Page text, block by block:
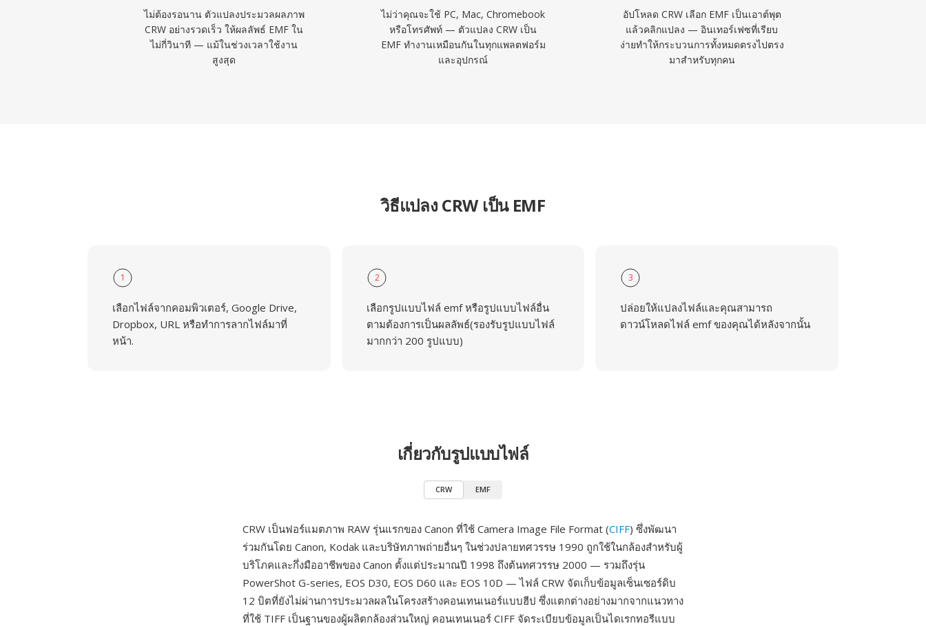
ไม่ต้องรอนาน ตัวแปลงประมวลผลภาพ
CRW อย่างรวดเร็ว ให้ผลลัพธ์ EMF ใน
ไม่กี่วินาที — แม้ในช่วงเวลาใช้งาน
สูงสุด
ไม่ว่าคุณจะใช้ PC, Mac, Chromebook
หรือโทรศัพท์ — ตัวแปลง CRW เป็น
EMF ทำงานเหมือนกันในทุกแพลตฟอร์ม
และอุปกรณ์
อัปโหลด CRW เลือก EMF เป็นเอาต์พุต
แล้วคลิกแปลง — อินเทอร์เฟซที่เรียบ
ง่ายทำให้กระบวนการทั้งหมดตรงไปตรง
มาสำหรับทุกคน
วิธีแปลง CRW เป็น EMF
1
เลือกไฟล์จากคอมพิวเตอร์, Google Drive,
Dropbox, URL หรือทำการลากไฟล์มาที่
หน้า.
2
เลือกรูปแบบไฟล์ emf หรือรูปแบบไฟล์อื่น
ตามต้องการเป็นผลลัพธ์(รองรับรูปแบบไฟล์
มากกว่า 200 รูปแบบ)
3
ปล่อยให้แปลงไฟล์และคุณสามารถ
ดาวน์โหลดไฟล์ emf ของคุณได้หลังจากนั้น
เกี่ยวกับรูปแบบไฟล์
CRW EMF
CRW เป็นฟอร์แมตภาพ RAW รุ่นแรกของ Canon ที่ใช้ Camera Image File Format (CIFF) ซึ่งพัฒนา
ร่วมกันโดย Canon, Kodak และบริษัทภาพถ่ายอื่นๆ ในช่วงปลายทศวรรษ 1990 ถูกใช้ในกล้องสำหรับผู้
บริโภคและกึ่งมืออาชีพของ Canon ตั้งแต่ประมาณปี 1998 ถึงต้นทศวรรษ 2000 — รวมถึงรุ่น
PowerShot G-series, EOS D30, EOS D60 และ EOS 10D — ไฟล์ CRW จัดเก็บข้อมูลเซ็นเซอร์ดิบ
12 บิตที่ยังไม่ผ่านการประมวลผลในโครงสร้างคอนเทนเนอร์แบบฮีป ซึ่งแตกต่างอย่างมากจากแนวทาง
ที่ใช้ TIFF เป็นฐานของผู้ผลิตกล้องส่วนใหญ่ คอนเทนเนอร์ CIFF จัดระเบียบข้อมูลเป็นไดเรกทอรีแบบ